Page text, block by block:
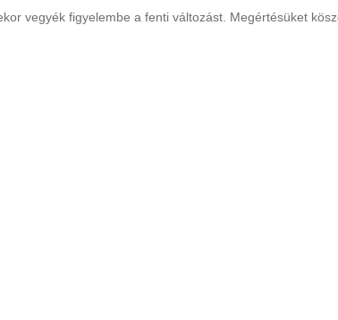
vegyék figyelembe a fenti változást. Megértésüket